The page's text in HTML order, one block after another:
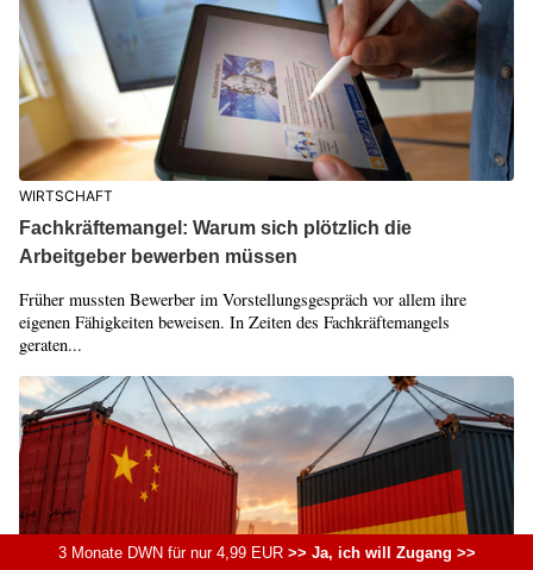
WIRTSCHAFT
Fachkräftemangel: Warum sich plötzlich die
Arbeitgeber bewerben müssen
Früher mussten Bewerber im Vorstellungsgespräch vor allem ihre
eigenen Fähigkeiten beweisen. In Zeiten des Fachkräftemangels
geraten...
3 Monate DWN für nur 4,99 EUR>> Ja, ich will Zugang >>